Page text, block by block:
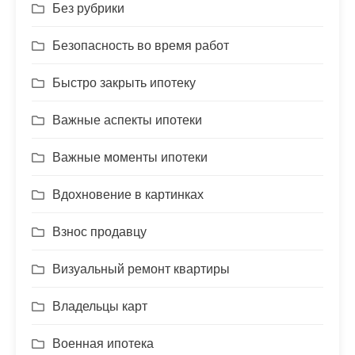
Без рубрики
Безопасность во время работ
Быстро закрыть ипотеку
Важные аспекты ипотеки
Важные моменты ипотеки
Вдохновение в картинках
Взнос продавцу
Визуальный ремонт квартиры
Владельцы карт
Военная ипотека